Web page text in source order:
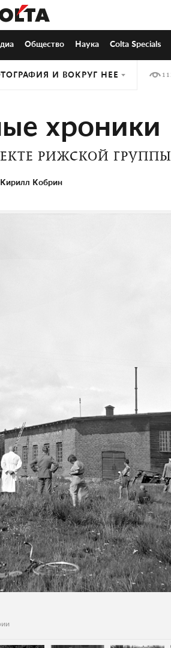
Общество Наука Colta Specials
И ВОКРУГ НЕЕ
хроники
РИЖСКОЙ ГРУППЫ
Кирилл Кобрин